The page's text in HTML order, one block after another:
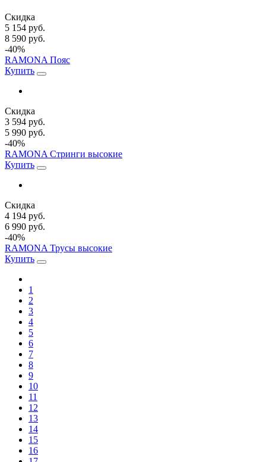
Скидка
5 154 руб.
8 590 руб.
-40%
RAMONA Пояс
Купить
Скидка
3 594 руб.
5 990 руб.
-40%
RAMONA Стринги высокие
Купить
Скидка
4 194 руб.
6 990 руб.
-40%
RAMONA Трусы высокие
Купить
1
2
3
4
5
6
7
8
9
10
11
12
13
14
15
16